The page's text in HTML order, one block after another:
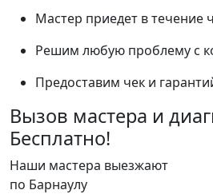
Мастер приедет в течение
Решим любую проблему с
Предоставим чек и
Вызов мастера и
Бесплатно!
Наши мастера выезжают
по Барнаулу